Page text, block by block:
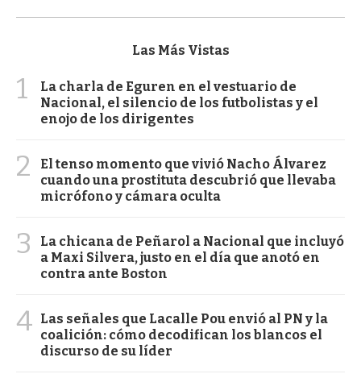
Las Más Vistas
1
La charla de Eguren en el vestuario de
Nacional, el silencio de los futbolistas y el
enojo de los dirigentes
2
El tenso momento que vivió Nacho Álvarez
cuando una prostituta descubrió que llevaba
micrófono y cámara oculta
3
La chicana de Peñarol a Nacional que incluyó
a Maxi Silvera, justo en el día que anotó en
contra ante Boston
4 Las señales que Lacalle Pou envió al PN y la
coalición: cómo decodifican los blancos el
discurso de su líder